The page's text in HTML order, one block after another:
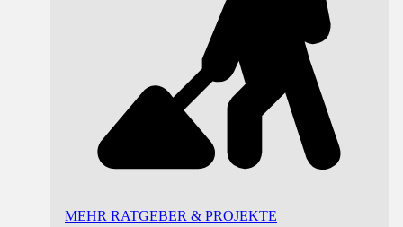
MEHR RATGEBER & PROJEKTE